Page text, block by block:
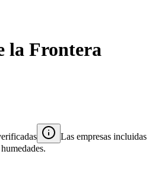
la Frontera
Las empresas incluidas